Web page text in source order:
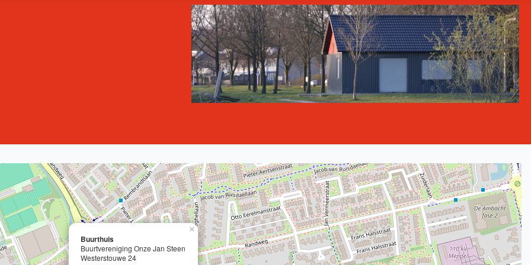
Buurthuis
Buurtvereniging Onze Jan Steen
Westerstouwe 24
×